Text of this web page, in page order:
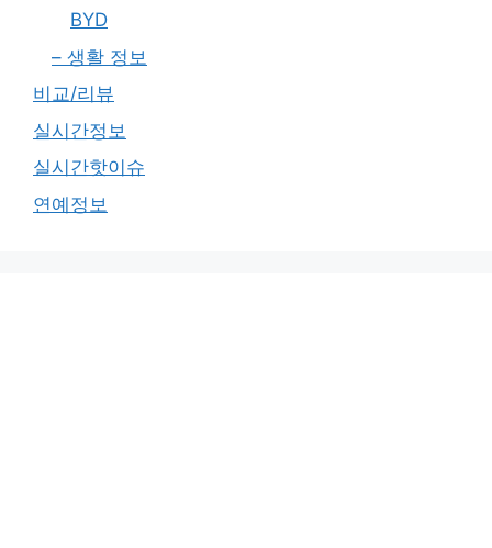
BYD
– 생활 정보
비교/리뷰
실시간정보
실시간핫이슈
연예정보